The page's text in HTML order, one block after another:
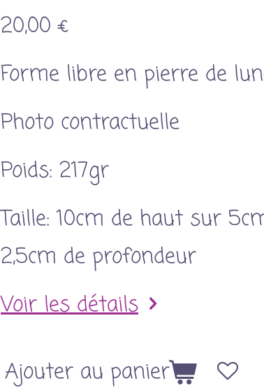
20,00 €
Forme libre en pierre de
Photo contractuelle
Poids: 217gr
Taille: 10cm de haut sur
2,5cm de profondeur
Voir les détails
Ajouter au panier